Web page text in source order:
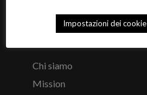
ARCO CHIMICA
Chi siamo
Mission
Impostazioni dei cookie